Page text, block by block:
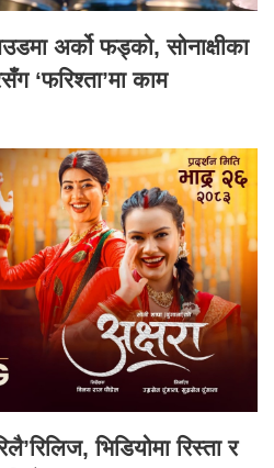
अर्को फड्को, सोनाक्षीका
‘फरिश्ता’मा काम
भिडियोमा रिस्ता र